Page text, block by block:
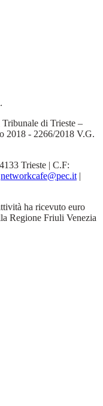
di Trieste –
2018 - 2266/2018 V.G.
Trieste | C.F:
networkcafe@pec.it |
ha ricevuto euro
Regione Friuli Venezia